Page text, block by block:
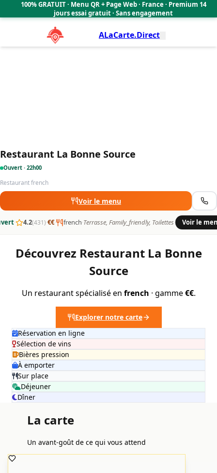
100% GRATUIT · Menu QR + Page Web · France · Premium 14
jours essai gratuit · Sans engagement
ALaCarte.Direct
Restaurant La Bonne Source
Ouvert · 22h00
Restaurant french
Voir le menu
· 4.2(431)·€€· french·Terrasse, Family_friendly, Toilettes· Voir le
Restaurant La Bonne Source 4.2
Découvrez Restaurant La Bonne
Source
Un restaurant spécialisé en french · gamme€€.
Explorer notre carte
Réservation en ligne
Sélection de vins
Bières pression
À emporter
Sur place
Déjeuner
Dîner
La carte
Un avant-goût de ce qui vous attend